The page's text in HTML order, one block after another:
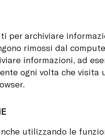
per archiviare
rimossi dal
informazioni, ad
ogni volta che visita
utilizzando le